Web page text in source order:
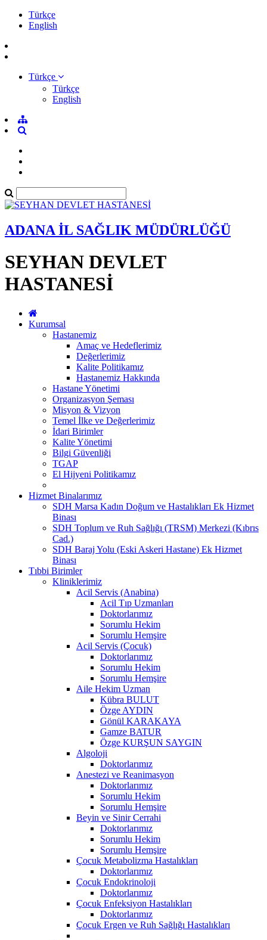
Türkçe
English
Türkçe
Türkçe
English
ADANA İL SAĞLIK MÜDÜRLÜĞÜ
SEYHAN DEVLET
HASTANESİ
Kurumsal
Hastanemiz
Amaç ve Hedeflerimiz
Değerlerimiz
Kalite Politikamız
Hastanemiz Hakkında
Hastane Yönetimi
Organizasyon Şeması
Misyon & Vizyon
Temel İlke ve Değerlerimiz
İdari Birimler
Kalite Yönetimi
Bilgi Güvenliği
TGAP
El Hijyeni Politikamız
Hizmet Binalarımız
SDH Marsa Kadın Doğum ve Hastalıkları Ek Hizmet
Binası
SDH Toplum ve Ruh Sağlığı (TRSM) Merkezi (Kıbrıs
Cad.)
SDH Baraj Yolu (Eski Askeri Hastane) Ek Hizmet
Binası
Tıbbi Birimler
Kliniklerimiz
Acil Servis (Anabina)
Acil Tıp Uzmanları
Doktorlarımız
Sorumlu Hekim
Sorumlu Hemşire
Acil Servis (Çocuk)
Doktorlarımız
Sorumlu Hekim
Sorumlu Hemşire
Aile Hekim Uzman
Kübra BULUT
Özge AYDIN
Gönül KARAKAYA
Gamze BATUR
Özge KURŞUN SAYGIN
Algoloji
Doktorlarımız
Anestezi ve Reanimasyon
Doktorlarımız
Sorumlu Hekim
Sorumlu Hemşire
Beyin ve Sinir Cerrahi
Doktorlarımız
Sorumlu Hekim
Sorumlu Hemşire
Çocuk Metabolizma Hastalıkları
Doktorlarımız
Çocuk Endokrinoloji
Doktorlarımız
Çocuk Enfeksiyon Hastalıkları
Doktorlarımız
Çocuk Ergen ve Ruh Sağlığı Hastalıkları